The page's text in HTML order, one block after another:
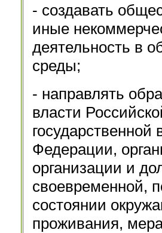
- создавать
иные
деятельность в
- направлять
власти
государственной
Федерации,
организации и
своевременной,
состоянии
проживания,